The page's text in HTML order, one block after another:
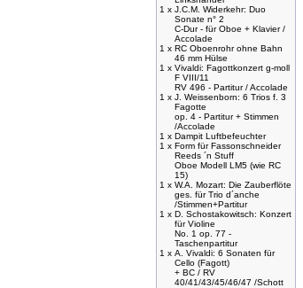
1 x J.C.M. Widerkehr: Duo
Sonate n° 2
C-Dur - für Oboe + Klavier /
Accolade
1 x RC Oboenrohr ohne Bahn
46 mm Hülse
1 x Vivaldi: Fagottkonzert g-moll
F VIII/11
RV 496 - Partitur / Accolade
1 x J. Weissenborn: 6 Trios f. 3
Fagotte
op. 4 - Partitur + Stimmen
/Accolade
1 x Dampit Luftbefeuchter
1 x Form für Fassonschneider
Reeds ´n Stuff
Oboe Modell LM5 (wie RC
15)
1 x W.A. Mozart: Die Zauberflöte
ges. für Trio d´anche
/Stimmen+Partitur
1 x D. Schostakowitsch: Konzert
für Violine
No. 1 op. 77 -
Taschenpartitur
1 x A. Vivaldi: 6 Sonaten für
Cello (Fagott)
+ BC / RV
40/41/43/45/46/47 /Schott